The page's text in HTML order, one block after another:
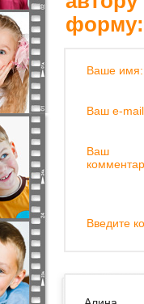
форму:
Ваше имя:
Ваш e-
Ваш
Введите